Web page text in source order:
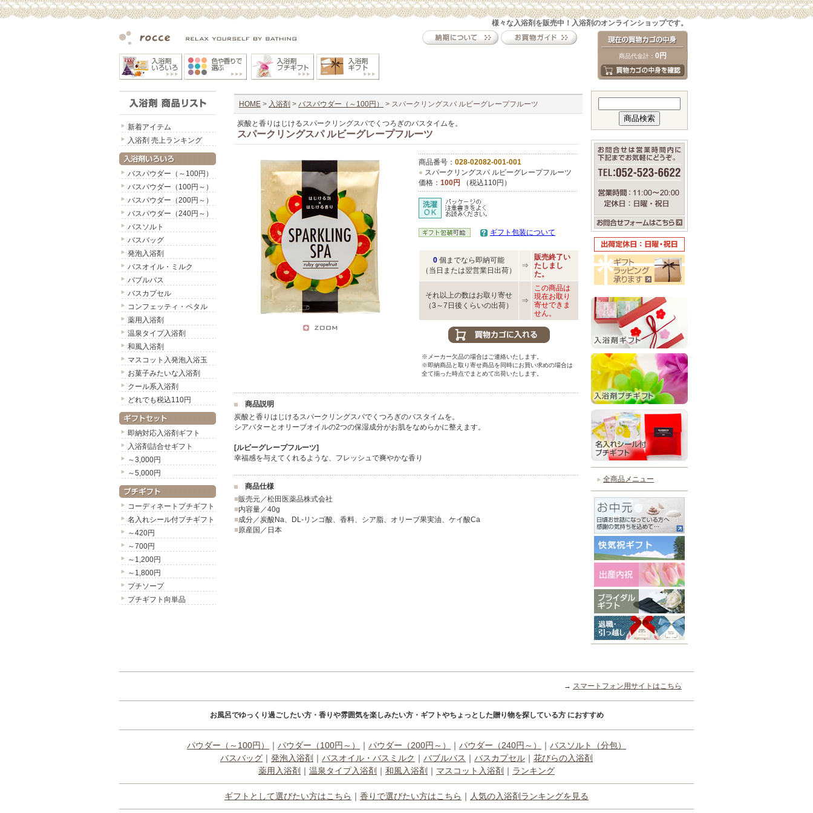
様々な入浴剤を販売中！入浴剤のオンラインショップです。
商品代金計： 0円
新着アイテム
入浴剤 売上ランキング
バスパウダー（～100円）
バスパウダー（100円～）
バスパウダー（200円～）
バスパウダー（240円～）
バスソルト
バスバッグ
発泡入浴剤
バスオイル・ミルク
バブルバス
バスカプセル
コンフェッティ・ペタル
薬用入浴剤
温泉タイプ入浴剤
和風入浴剤
マスコット入発泡入浴玉
お菓子みたいな入浴剤
クール系入浴剤
どれでも税込110円
即納対応入浴剤ギフト
入浴剤詰合せギフト
～3,000円
～5,000円
コーディネートプチギフト
名入れシール付プチギフト
～420円
～700円
～1,200円
～1,800円
プチソープ
プチギフト向単品
HOME > 入浴剤 > バスパウダー（～100円） > スパークリングスパ ルビーグレープフルーツ
炭酸と香りはじけるスパークリングスパでくつろぎのバスタイムを。
スパークリングスパ ルビーグレープフルーツ
商品番号： 028-02082-001-001
● スパークリングスパ ルビーグレープフルーツ
価格： 100円 （税込110円）
ギフト包装について
0 個までなら即納可能
（当日または翌営業日出荷）
⇒
販売終了い
たしまし
た。
それ以上の数はお取り寄せ
（3～7日後くらいの出荷）
⇒
この商品は
現在お取り
寄せできま
せん。
※メーカー欠品の場合はご連絡いたします。
※即納商品と取り寄せ商品を同時にお買い求めの場合は
全て揃った時点でまとめて出荷いたします。
商品説明
炭酸と香りはじけるスパークリングスパでくつろぎのバスタイムを。
シアバターとオリーブオイルの2つの保湿成分がお肌をなめらかに整えます。
[ルビーグレープフルーツ]
幸福感を与えてくれるような、フレッシュで爽やかな香り
商品仕様
■販売元／松田医薬品株式会社
■内容量／40g
■成分／炭酸Na、DL-リンゴ酸、香料、シア脂、オリーブ果実油、ケイ酸Ca
■原産国／日本
全商品メニュー
→ スマートフォン用サイトはこちら
お風呂でゆっくり過ごしたい方・香りや雰囲気を楽しみたい方・ギフトやちょっとした贈り物を探している方 におすすめ
パウダー（～100円） ｜ パウダー（100円～） ｜ パウダー（200円～） ｜ パウダー（240円～） ｜ バスソルト（分包）
バスバッグ ｜ 発泡入浴剤 ｜ バスオイル・バスミルク ｜ バブルバス ｜ バスカプセル ｜ 花びらの入浴剤
薬用入浴剤 ｜ 温泉タイプ入浴剤 ｜ 和風入浴剤 ｜ マスコット入浴剤 ｜ ランキング
ギフトとして選びたい方はこちら ｜ 香りで選びたい方はこちら ｜ 人気の入浴剤ランキングを見る